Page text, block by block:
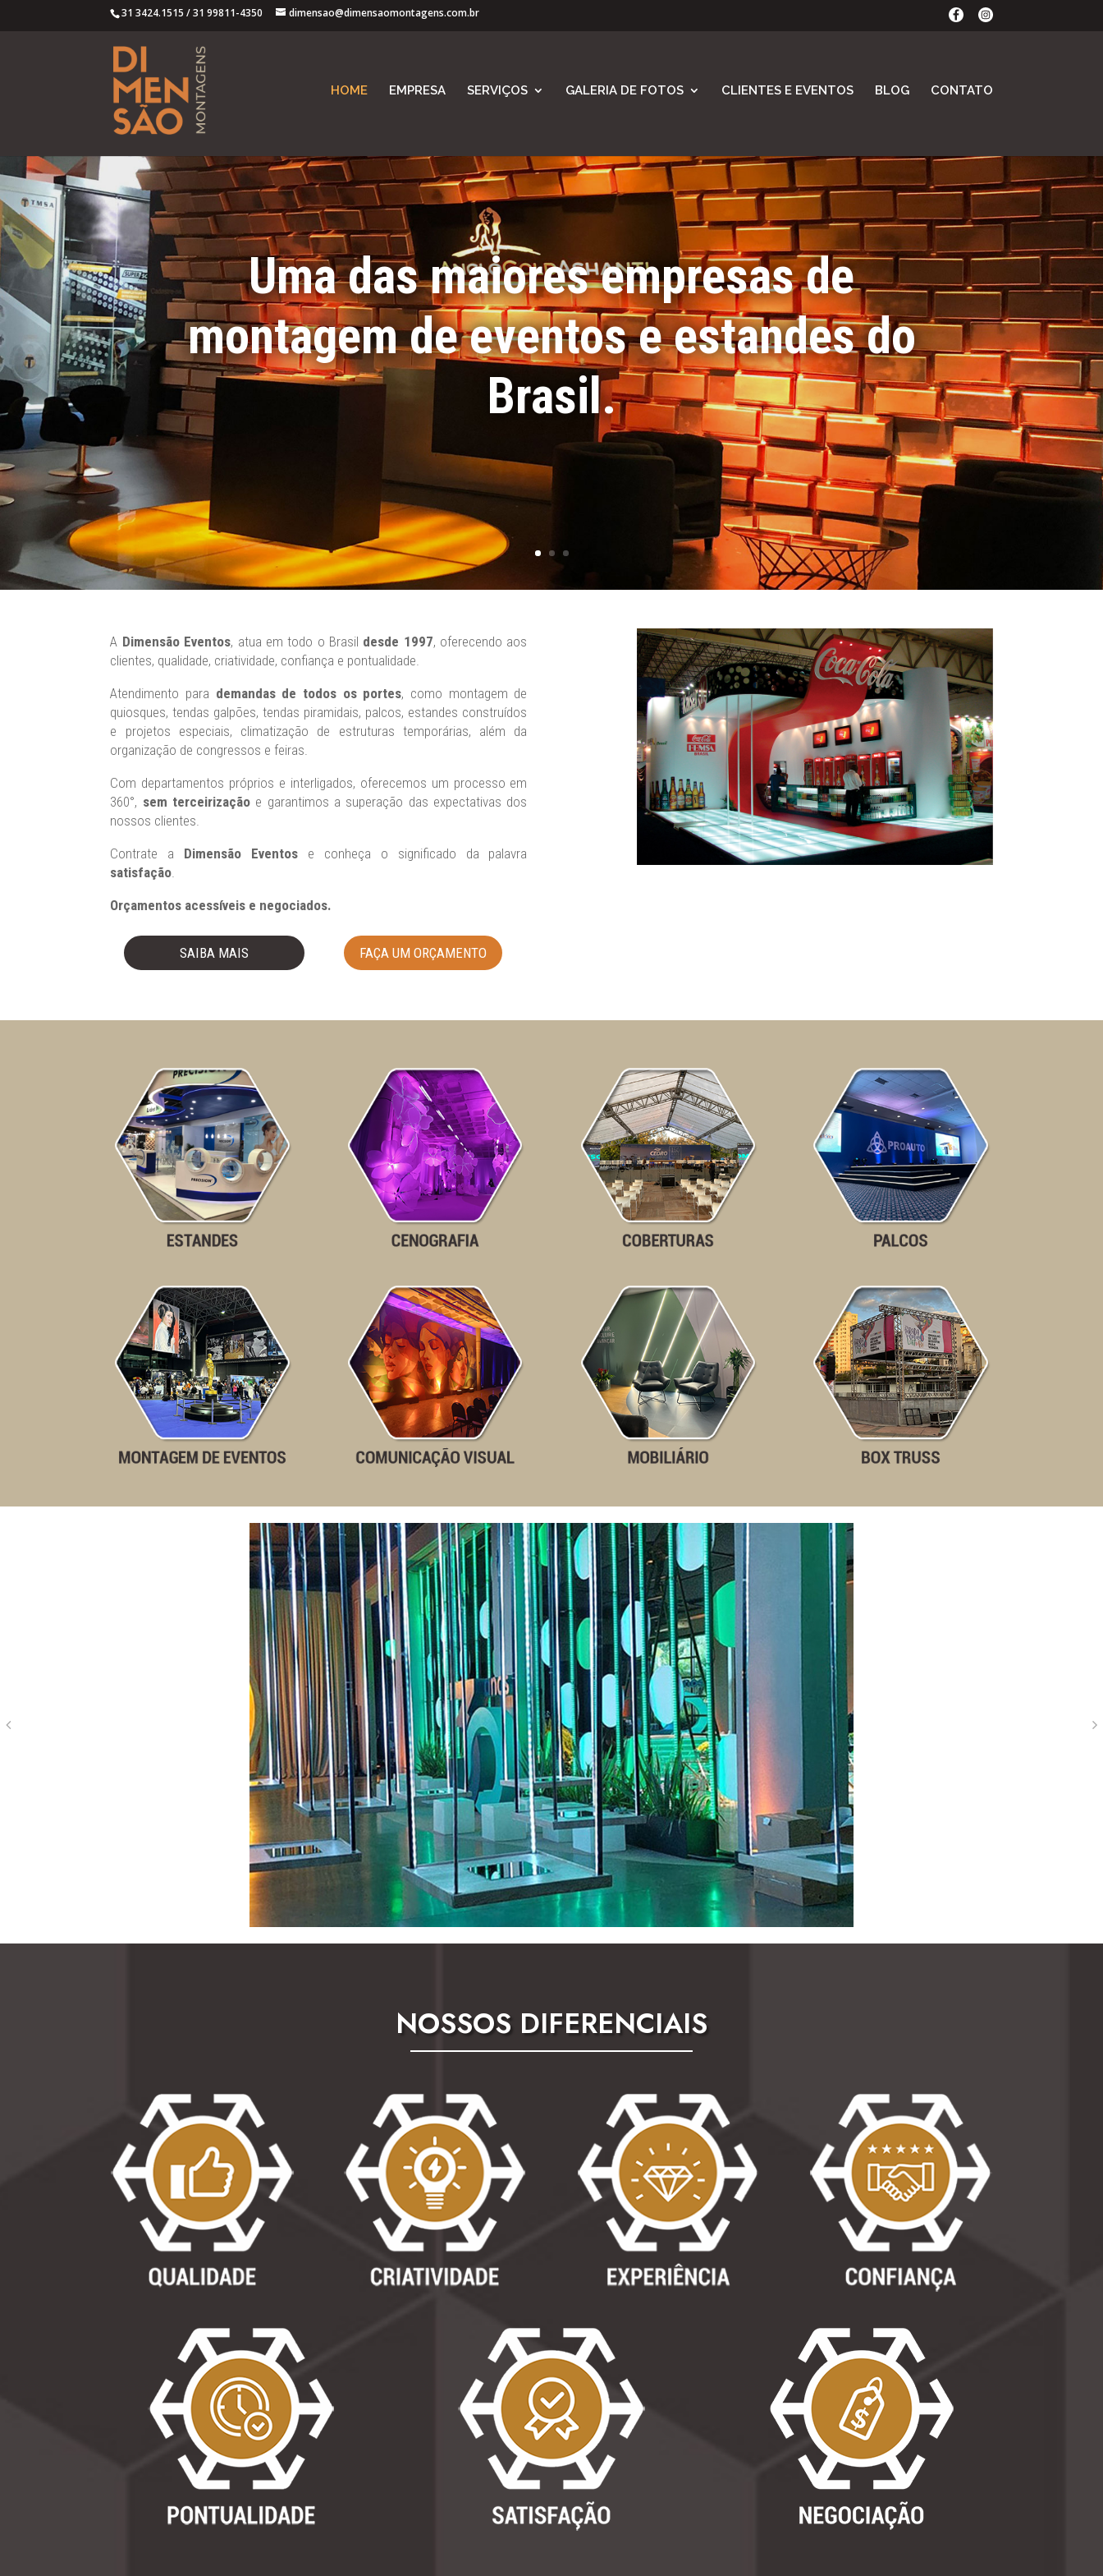
31 3424.1515 /31 99811-4350 dimensao@dimensaomontagens.com.br
HOME EMPRESA SERVIÇOS GALERIA DE FOTOS CLIENTES E EVENTOS BLOG CONTATO
Uma das maiores empresas de
montagem de eventos e estandes do
Brasil.
A Dimensão Eventos, atua em todo o Brasil desde 1997, oferecendo aos
clientes, qualidade, criatividade, confiança e pontualidade.
Atendimento para demandas de todos os portes, como montagem de
quiosques, tendas galpões, tendas piramidais, palcos, estandes construídos
e projetos especiais, climatização de estruturas temporárias, além da
organização de congressos e feiras.
Com departamentos próprios e interligados, oferecemos um processo em
360°, sem terceirização e garantimos a superação das expectativas dos
nossos clientes.
Contrate a Dimensão Eventos e conheça o significado da palavra
satisfação.
Orçamentos acessíveis e negociados.
SAIBA MAIS FAÇA UM ORÇAMENTO
NOSSOS DIFERENCIAIS